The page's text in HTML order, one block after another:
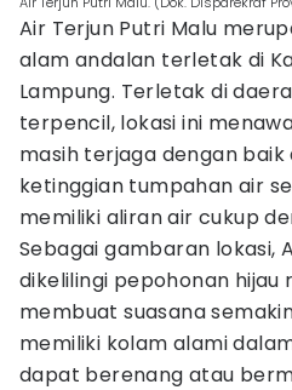
Air Terjun Putri Malu
alam andalan terletak di
Lampung. Terletak di
terpencil, lokasi ini
masih terjaga dengan
ketinggian tumpahan air
memiliki aliran air cukup
Sebagai gambaran lokasi,
dikelilingi pepohonan hijau
membuat suasana
memiliki kolam alami
dapat berenang atau